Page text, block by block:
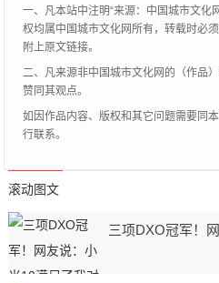
一、凡本站中注明“来源：中国城市文化
权均属中国城市文化网所有，转载时必
附上原文链接。
二、凡来源非中国城市文化网的（作品
赞同其观点。
如因作品内容、版权和其它问题需要同
行联系。
滚动图文
三项DXO冠军！